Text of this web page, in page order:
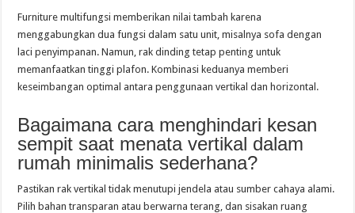
Furniture multifungsi memberikan nilai tambah karena
menggabungkan dua fungsi dalam satu unit, misalnya sofa dengan
laci penyimpanan. Namun, rak dinding tetap penting untuk
memanfaatkan tinggi plafon. Kombinasi keduanya memberi
keseimbangan optimal antara penggunaan vertikal dan horizontal.
Bagaimana cara menghindari kesan
sempit saat menata vertikal dalam
rumah minimalis sederhana?
Pastikan rak vertikal tidak menutupi jendela atau sumber cahaya alami.
Pilih bahan transparan atau berwarna terang, dan sisakan ruang